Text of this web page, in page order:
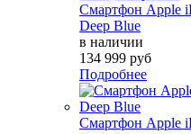
Смартфон Apple
Deep Blue
в наличии
134 999 руб
Подробнее
Смартфон Apple